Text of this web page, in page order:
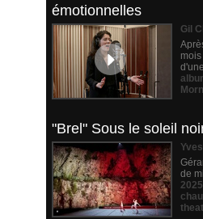
émotionnelles
Gil
"Brel" Sous le soleil
de
2025